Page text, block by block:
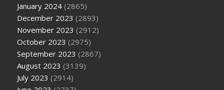
January 2024 (2865)
December 2023 (2893)
November 2023 (2912)
October 2023 (2975)
September 2023 (2867)
August 2023 (3139)
July 2023 (2914)